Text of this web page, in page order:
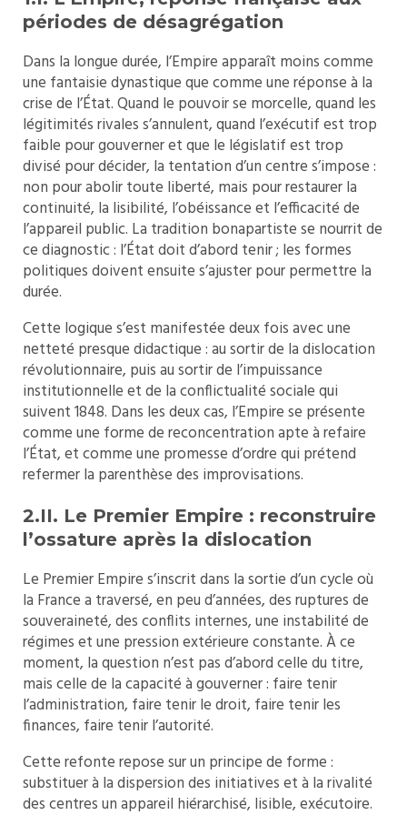
périodes de désagrégation
Dans la longue durée, l’Empire apparaît moins comme
une fantaisie dynastique que comme une réponse à la
crise de l’État. Quand le pouvoir se morcelle, quand les
légitimités rivales s’annulent, quand l’exécutif est trop
faible pour gouverner et que le législatif est trop
divisé pour décider, la tentation d’un centre s’impose :
non pour abolir toute liberté, mais pour restaurer la
continuité, la lisibilité, l’obéissance et l’efficacité de
l’appareil public. La tradition bonapartiste se nourrit de
ce diagnostic : l’État doit d’abord tenir ; les formes
politiques doivent ensuite s’ajuster pour permettre la
durée.
Cette logique s’est manifestée deux fois avec une
netteté presque didactique : au sortir de la dislocation
révolutionnaire, puis au sortir de l’impuissance
institutionnelle et de la conflictualité sociale qui
suivent 1848. Dans les deux cas, l’Empire se présente
comme une forme de reconcentration apte à refaire
l’État, et comme une promesse d’ordre qui prétend
refermer la parenthèse des improvisations.
2.II. Le Premier Empire : reconstruire
l’ossature après la dislocation
Le Premier Empire s’inscrit dans la sortie d’un cycle où
la France a traversé, en peu d’années, des ruptures de
souveraineté, des conflits internes, une instabilité de
régimes et une pression extérieure constante. À ce
moment, la question n’est pas d’abord celle du titre,
mais celle de la capacité à gouverner : faire tenir
l’administration, faire tenir le droit, faire tenir les
finances, faire tenir l’autorité.
Cette refonte repose sur un principe de forme :
substituer à la dispersion des initiatives et à la rivalité
des centres un appareil hiérarchisé, lisible, exécutoire.